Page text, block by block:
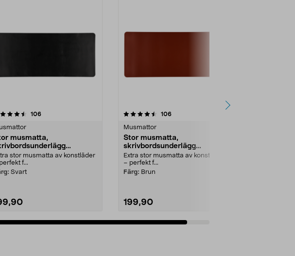
106recensioner
musmatta,
90 x 40 cm
stor musmatta av konstläder
f...
Svart
4.5av 5 stjärnor 106recensioner
Musmattor
Stor musmatta,
skrivbordsunderlägg
konstläder 90 x 40 cm
Extra stor musmatta av konstläder
– perfekt f...
Färg: Brun
199,90